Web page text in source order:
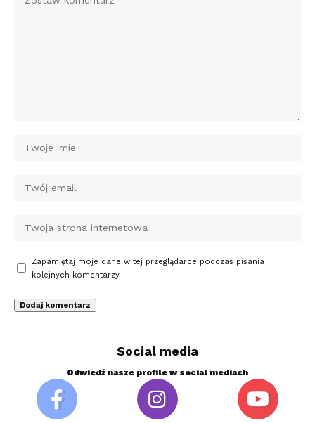
Zapamiętaj moje dane w tej przeglądarce podczas pisania
kolejnych komentarzy.
Social media
Odwiedź nasze profile w social mediach